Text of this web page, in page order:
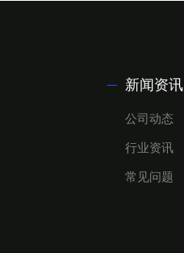
新闻资讯
公司动态
行业资讯
常见问题